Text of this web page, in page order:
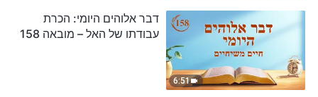
6:51
דבר אלוהים היומי: הכרת
עבודתו של האל – מובאה 158